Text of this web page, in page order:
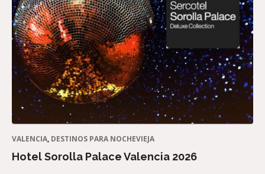
VALENCIA, DESTINOS PARA NOCHEVIEJA
Hotel Sorolla Palace Valencia 2026